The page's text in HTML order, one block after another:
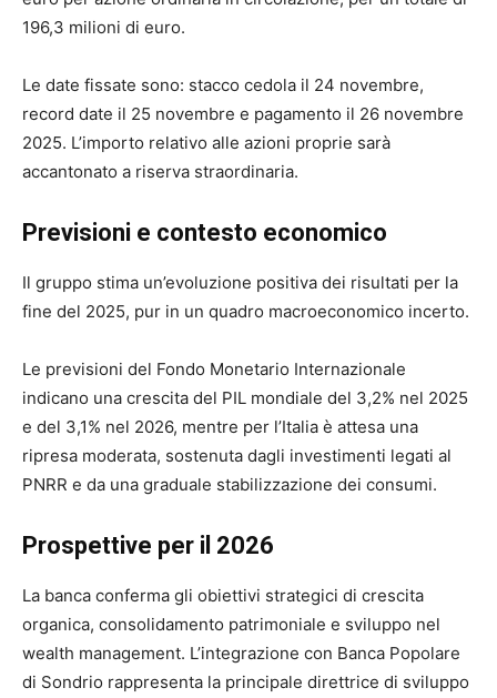
196,3 milioni di euro.
Le date fissate sono: stacco cedola il 24 novembre,
record date il 25 novembre e pagamento il 26 novembre
2025. L’importo relativo alle azioni proprie sarà
accantonato a riserva straordinaria.
Previsioni e contesto economico
Il gruppo stima un’evoluzione positiva dei risultati per la
fine del 2025, pur in un quadro macroeconomico incerto.
Le previsioni del Fondo Monetario Internazionale
indicano una crescita del PIL mondiale del 3,2% nel 2025
e del 3,1% nel 2026, mentre per l’Italia è attesa una
ripresa moderata, sostenuta dagli investimenti legati al
PNRR e da una graduale stabilizzazione dei consumi.
Prospettive per il 2026
La banca conferma gli obiettivi strategici di crescita
organica, consolidamento patrimoniale e sviluppo nel
wealth management. L’integrazione con Banca Popolare
di Sondrio rappresenta la principale direttrice di sviluppo